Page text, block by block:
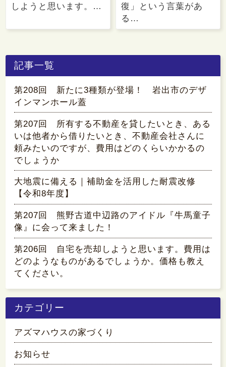
しようと思います。…
復」という言葉があ
る…
記事一覧
第208回 新たに3種類が登場！ 岩出市のデザ
インマンホール蓋
第207回 所有する不動産を貸したいとき、ある
いは他者から借りたいとき、不動産会社さんに
頼みたいのですが、費用はどのくらいかかるの
でしょうか
大地震に備える｜補助金を活用した耐震改修
【令和8年度】
第207回 熊野古道中辺路のアイドル『牛馬童子
像』に会って来ました！
第206回 自宅を売却しようと思います。費用は
どのようなものがあるでしょうか。価格も教え
てください。
カテゴリー
アズマハウスの家づくり
お知らせ